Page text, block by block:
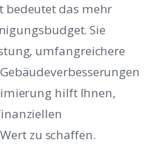
bedeutet das mehr
Sie
umfangreichere
hilft Ihnen,
zu schaffen.